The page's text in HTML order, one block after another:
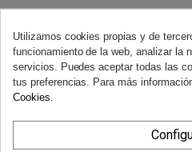
Derecho de desistimiento
Dispones de 14 días naturales
necesidad de justificación.
Utilizamos cookies propias y de
funcionamiento de la web, analizar la
servicios. Puedes aceptar todas las
tus preferencias. Para más
Cookies